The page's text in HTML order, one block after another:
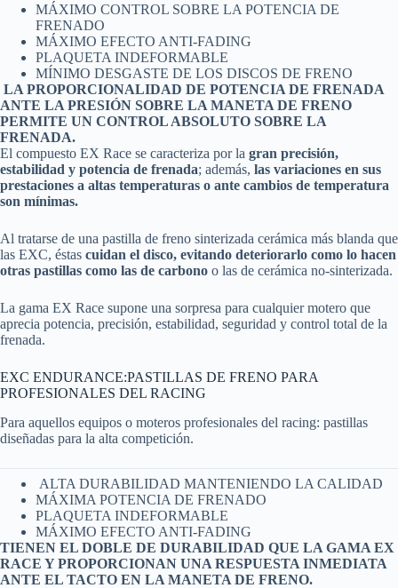
MÁXIMO CONTROL SOBRE LA POTENCIA DE
FRENADO
MÁXIMO EFECTO ANTI-FADING
PLAQUETA INDEFORMABLE
MÍNIMO DESGASTE DE LOS DISCOS DE FRENO
LA PROPORCIONALIDAD DE POTENCIA DE FRENADA
ANTE LA PRESIÓN SOBRE LA MANETA DE FRENO
PERMITE UN CONTROL ABSOLUTO SOBRE LA
FRENADA.
El compuesto EX Race se caracteriza por la gran precisión,
estabilidad y potencia de frenada; además, las variaciones en sus
prestaciones a altas temperaturas o ante cambios de temperatura
son mínimas.
Al tratarse de una pastilla de freno sinterizada cerámica más blanda que
las EXC, éstas cuidan el disco, evitando deteriorarlo como lo hacen
otras pastillas como las de carbono o las de cerámica no-sinterizada.
La gama EX Race supone una sorpresa para cualquier motero que
aprecia potencia, precisión, estabilidad, seguridad y control total de la
frenada.
EXC ENDURANCE:PASTILLAS DE FRENO PARA
PROFESIONALES DEL RACING
Para aquellos equipos o moteros profesionales del racing: pastillas
diseñadas para la alta competición.
ALTA DURABILIDAD MANTENIENDO LA CALIDAD
MÁXIMA POTENCIA DE FRENADO
PLAQUETA INDEFORMABLE
MÁXIMO EFECTO ANTI-FADING
TIENEN EL DOBLE DE DURABILIDAD QUE LA GAMA EX
RACE Y PROPORCIONAN UNA RESPUESTA INMEDIATA
ANTE EL TACTO EN LA MANETA DE FRENO.